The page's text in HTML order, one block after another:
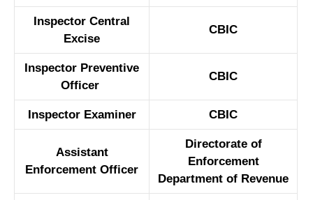
Inspector Central
Excise
CBIC
Inspector Preventive
Officer
CBIC
Inspector Examiner CBIC
Assistant
Enforcement Officer
Directorate of
Enforcement
Department of Revenue